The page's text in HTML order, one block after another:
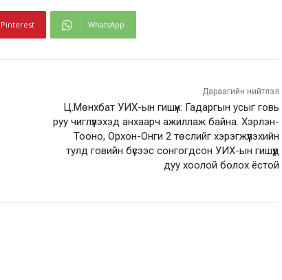
Pinterest WhatsApp
Дараагийн нийтлэл
Ц.Мөнхбат УИХ-ын гишүүн: Гадаргын усыг говь
руу чиглүүлэхэд анхаарч ажиллаж байна. Хэрлэн-
Тооно, Орхон-Онги 2 төслийг хэрэгжүүлэхийн
тулд говийн бүсээс сонгогдсон УИХ-ын гишүүд
дуу хоолой болох ёстой